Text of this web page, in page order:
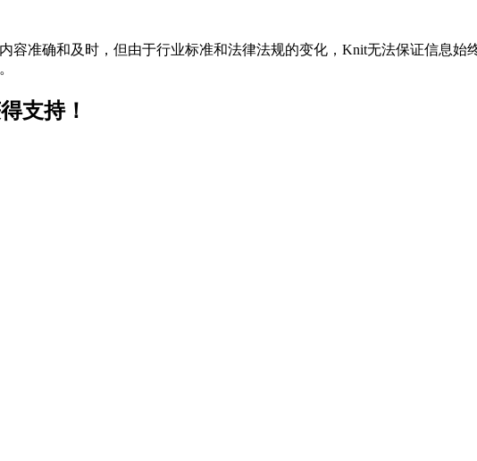
容准确和及时，但由于行业标准和法律法规的变化，Knit无法保证信息始
支持！